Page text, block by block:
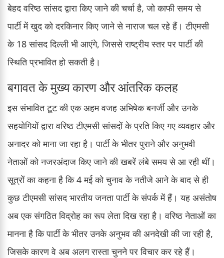
बेहद वरिष्ठ सांसद द्वारा किए जाने की चर्चा है, जो काफी समय से
पार्टी में खुद को दरकिनार किए जाने से नाराज चल रहे हैं। टीएमसी
के 18 सांसद दिल्ली भी आएंगे, जिससे राष्ट्रीय स्तर पर पार्टी की
स्थिति प्रभावित हो सकती है।
बगावत के मुख्य कारण और आंतरिक कलह
इस संभावित टूट की एक अहम वजह अभिषेक बनर्जी और उनके
सहयोगियों द्वारा वरिष्ठ टीएमसी सांसदों के प्रति किए गए व्यवहार और
अनादर को माना जा रहा है। पार्टी के भीतर पुराने और अनुभवी
नेताओं को नजरअंदाज किए जाने की खबरें लंबे समय से आ रही थीं।
सूत्रों का कहना है कि 4 मई को चुनाव के नतीजे आने के बाद से ही
कुछ टीएमसी सांसद भारतीय जनता पार्टी के संपर्क में हैं। यह असंतोष
अब एक संगठित विद्रोह का रूप लेता दिख रहा है। वरिष्ठ नेताओं का
मानना है कि पार्टी के भीतर उनके अनुभव की अनदेखी की जा रही है,
जिसके कारण वे अब अलग रास्ता चुनने पर विचार कर रहे हैं।